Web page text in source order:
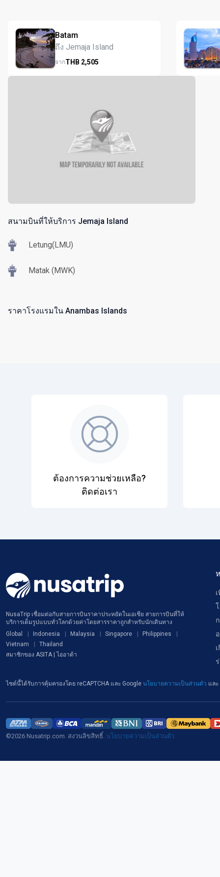
Batam
ถึง Jemaja Island
จากTHB 2,505
สนามบินที่ให้บริการ Jemaja Island
Letung(LMU)
Matak (MWK)
ราคาโรงแรมใน Anambas Islands
ต้องการความช่วยเหลือ?
ติดต่อเรา
NusaTrip เชื่อมต่อกับสายการบินราคาประหยัดในเอเชีย สายการบินที่ให้
บริการเต็มรูปแบบทั่วโลกด้วยค่าโดยสารราคาถูกสำหรับนักเดินทาง
Global
Indonesia Malaysia Singapore
Philippines
Vietnam
Thailand
สมาชิกของ ASITA | ไออาต้า
ไซต์นี้ได้รับการคุ้มครองโดย reCAPTCHA และ Google นโยบายความเป็นส่วนตัว และ
©2026 Nusatrip.com. สงวนลิขสิทธิ์. นโยบายความเป็นส่วนตัว